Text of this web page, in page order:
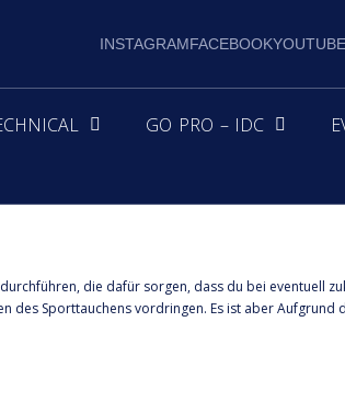
INSTAGRAMFACEBOOKYOUTUBE
GO PRO – IDC
die dafür sorgen, dass du bei eventuell
des Sporttauchens vordringen. Es ist aber